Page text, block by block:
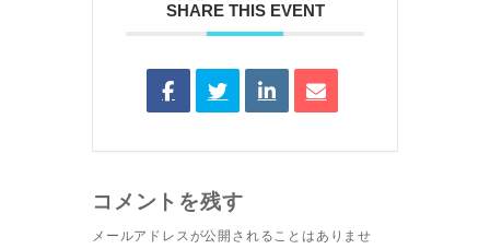
SHARE THIS EVENT
コメントを残す
メールアドレスが公開されることはありませ